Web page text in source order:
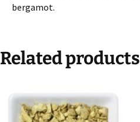
bergamot.
Related products